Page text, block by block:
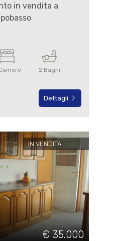
in vendita a
2 Bagni
Dettagli
IN VENDITA
€ 35.000